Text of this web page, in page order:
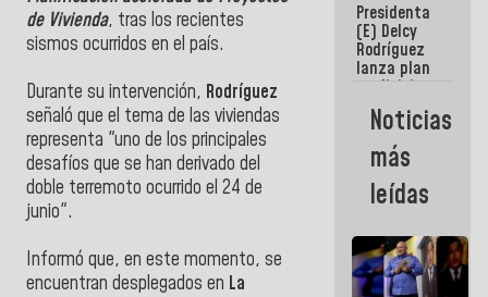
de Vivienda, tras los recientes
sismos ocurridos en el país.
Durante su intervención, Rodríguez
señaló que el tema de las viviendas
representa "uno de los principales
desafíos que se han derivado del
doble terremoto ocurrido el 24 de
junio".
Informó que, en este momento, se
encuentran desplegados en La
emergencia
sísmica en
la última
semana
Presidenta
(E) Delcy
Rodríguez
lanza plan
crediticio
con subsidio
a Juntas de
Condominio
Noticias
más
leídas